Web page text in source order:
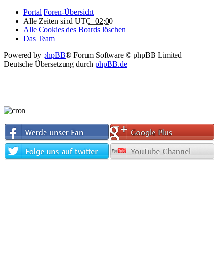
Portal Foren-Übersicht
Alle Zeiten sind UTC+02:00
Alle Cookies des Boards löschen
Das Team
Powered by phpBB® Forum Software © phpBB Limited
Deutsche Übersetzung durch phpBB.de